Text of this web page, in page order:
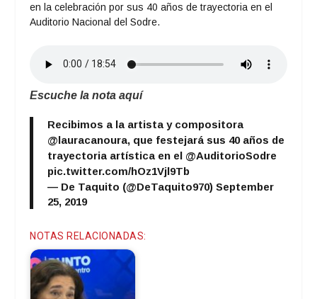
en la celebración por sus 40 años de trayectoria en el
Auditorio Nacional del Sodre.
Escuche la nota aquí
Recibimos a la artista y compositora
@lauracanoura, que festejará sus 40 años de
trayectoria artística en el @AuditorioSodre
pic.twitter.com/hOz1Vjl9Tb
— De Taquito (@DeTaquito970)September
25, 2019
NOTAS RELACIONADAS: